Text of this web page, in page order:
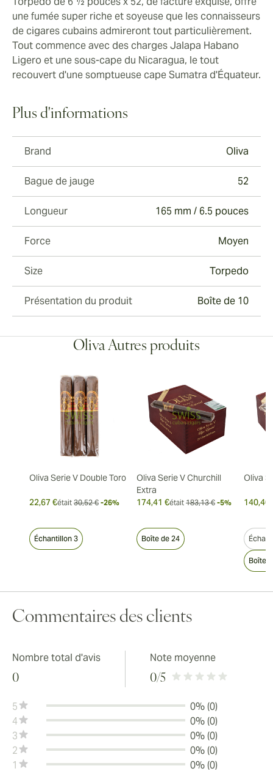
une fumée super riche et soyeuse que les connaisseurs
de cigares cubains admireront tout particulièrement.
Tout commence avec des charges Jalapa Habano
Ligero et une sous-cape du Nicaragua, le tout
recouvert d'une somptueuse cape Sumatra d'Équateur.
Plus d'informations
Brand Oliva
Bague de jauge 52
Longueur 165 mm / 6.5 pouces
Force Moyen
Size Torpedo
Présentation du produit Boîte de 10
Oliva Autres produits
Oliva Serie V Double Toro
22,67 €était 30,52 € -26%
Échantillon 3
Oliva Serie V Churchill
Extra
174,41 €était 183,13 € -5%
Boîte de 24
Oliva
140,40
Boîte
Commentaires des clients
Nombre total d'avis
0
Note moyenne
0/5
5
0% (0)
4
0% (0)
3
0% (0)
2
0% (0)
1
0% (0)